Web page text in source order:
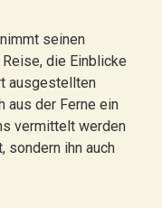
seinen
die Einblicke
ausgestellten
aus der Ferne ein
vermittelt werden
sondern ihn auch